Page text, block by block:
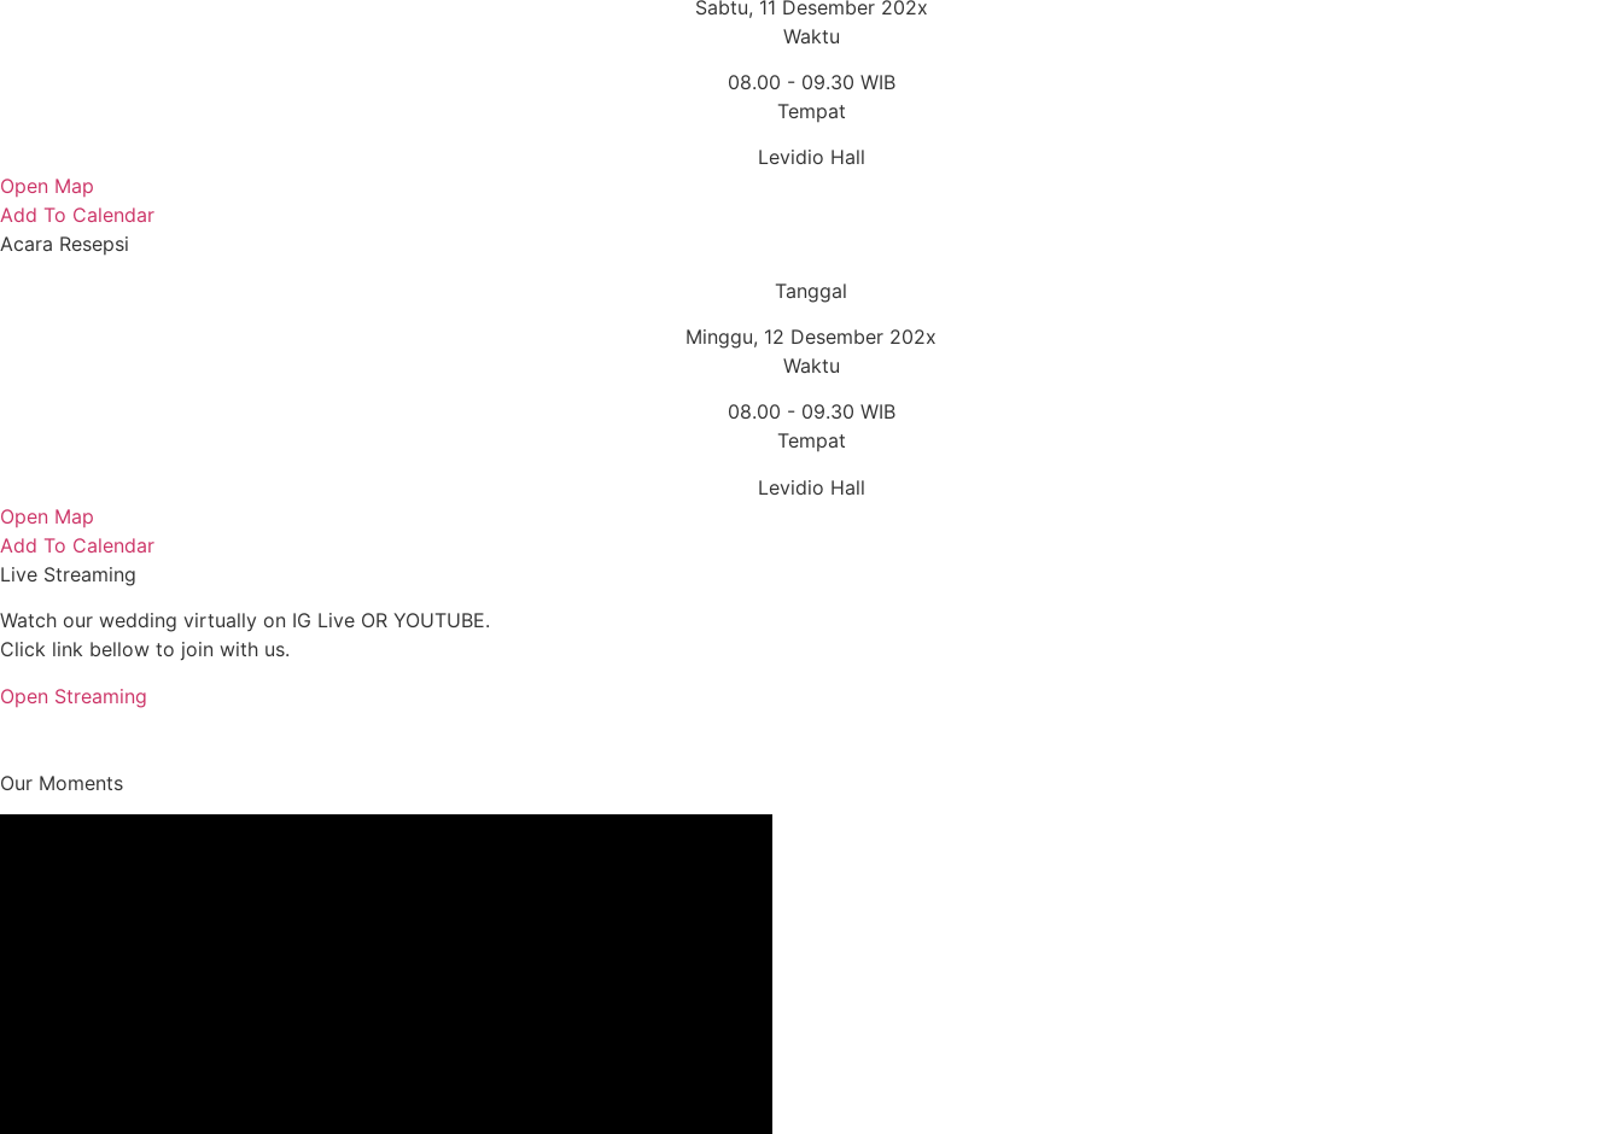
Sabtu, 11 Desember 202x
Waktu
08.00 - 09.30 WIB
Tempat
Levidio Hall
Open Map
Add To Calendar
Acara Resepsi
Tanggal
Minggu, 12 Desember 202x
Waktu
08.00 - 09.30 WIB
Tempat
Levidio Hall
Open Map
Add To Calendar
Live Streaming
Watch our wedding virtually on IG Live OR YOUTUBE.
Click link bellow to join with us.
Open Streaming
Our Moments